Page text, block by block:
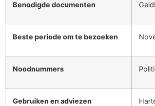
Benodigde documenten
Beste periode om te bezoeken
Noodnummers
Gebruiken en adviezen